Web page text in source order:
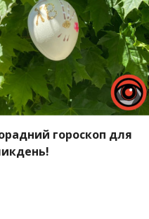
гороскоп для